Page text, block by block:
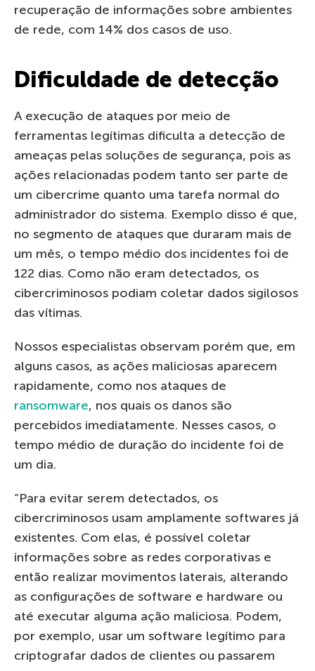
recuperação de informações sobre ambientes
de rede, com 14% dos casos de uso.
Dificuldade de detecção
A execução de ataques por meio de
ferramentas legítimas dificulta a detecção de
ameaças pelas soluções de segurança, pois as
ações relacionadas podem tanto ser parte de
um cibercrime quanto uma tarefa normal do
administrador do sistema. Exemplo disso é que,
no segmento de ataques que duraram mais de
um mês, o tempo médio dos incidentes foi de
122 dias. Como não eram detectados, os
cibercriminosos podiam coletar dados sigilosos
das vítimas.
Nossos especialistas observam porém que, em
alguns casos, as ações maliciosas aparecem
rapidamente, como nos ataques de
ransomware, nos quais os danos são
percebidos imediatamente. Nesses casos, o
tempo médio de duração do incidente foi de
um dia.
“Para evitar serem detectados, os
cibercriminosos usam amplamente softwares já
existentes. Com elas, é possível coletar
informações sobre as redes corporativas e
então realizar movimentos laterais, alterando
as configurações de software e hardware ou
até executar alguma ação maliciosa. Podem,
por exemplo, usar um software legítimo para
criptografar dados de clientes ou passarem